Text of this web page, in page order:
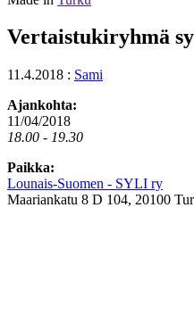
Vertaistukiryhmä
11.4.2018 : Sami
Ajankohta:
11/04/2018
18.00 - 19.30
Paikka:
Lounais-Suomen - SYLI ry
Maariankatu 8 D 104, 20100